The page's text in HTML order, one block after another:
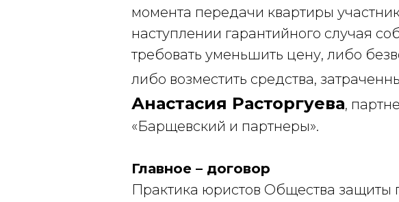
момента передачи квартиры
наступлении гарантийного случая
требовать уменьшить цену, либо
либо возместить средства,
Анастасия Расторгуева,
«Барщевский и партнеры».
Главное – договор
Практика юристов Общества защиты